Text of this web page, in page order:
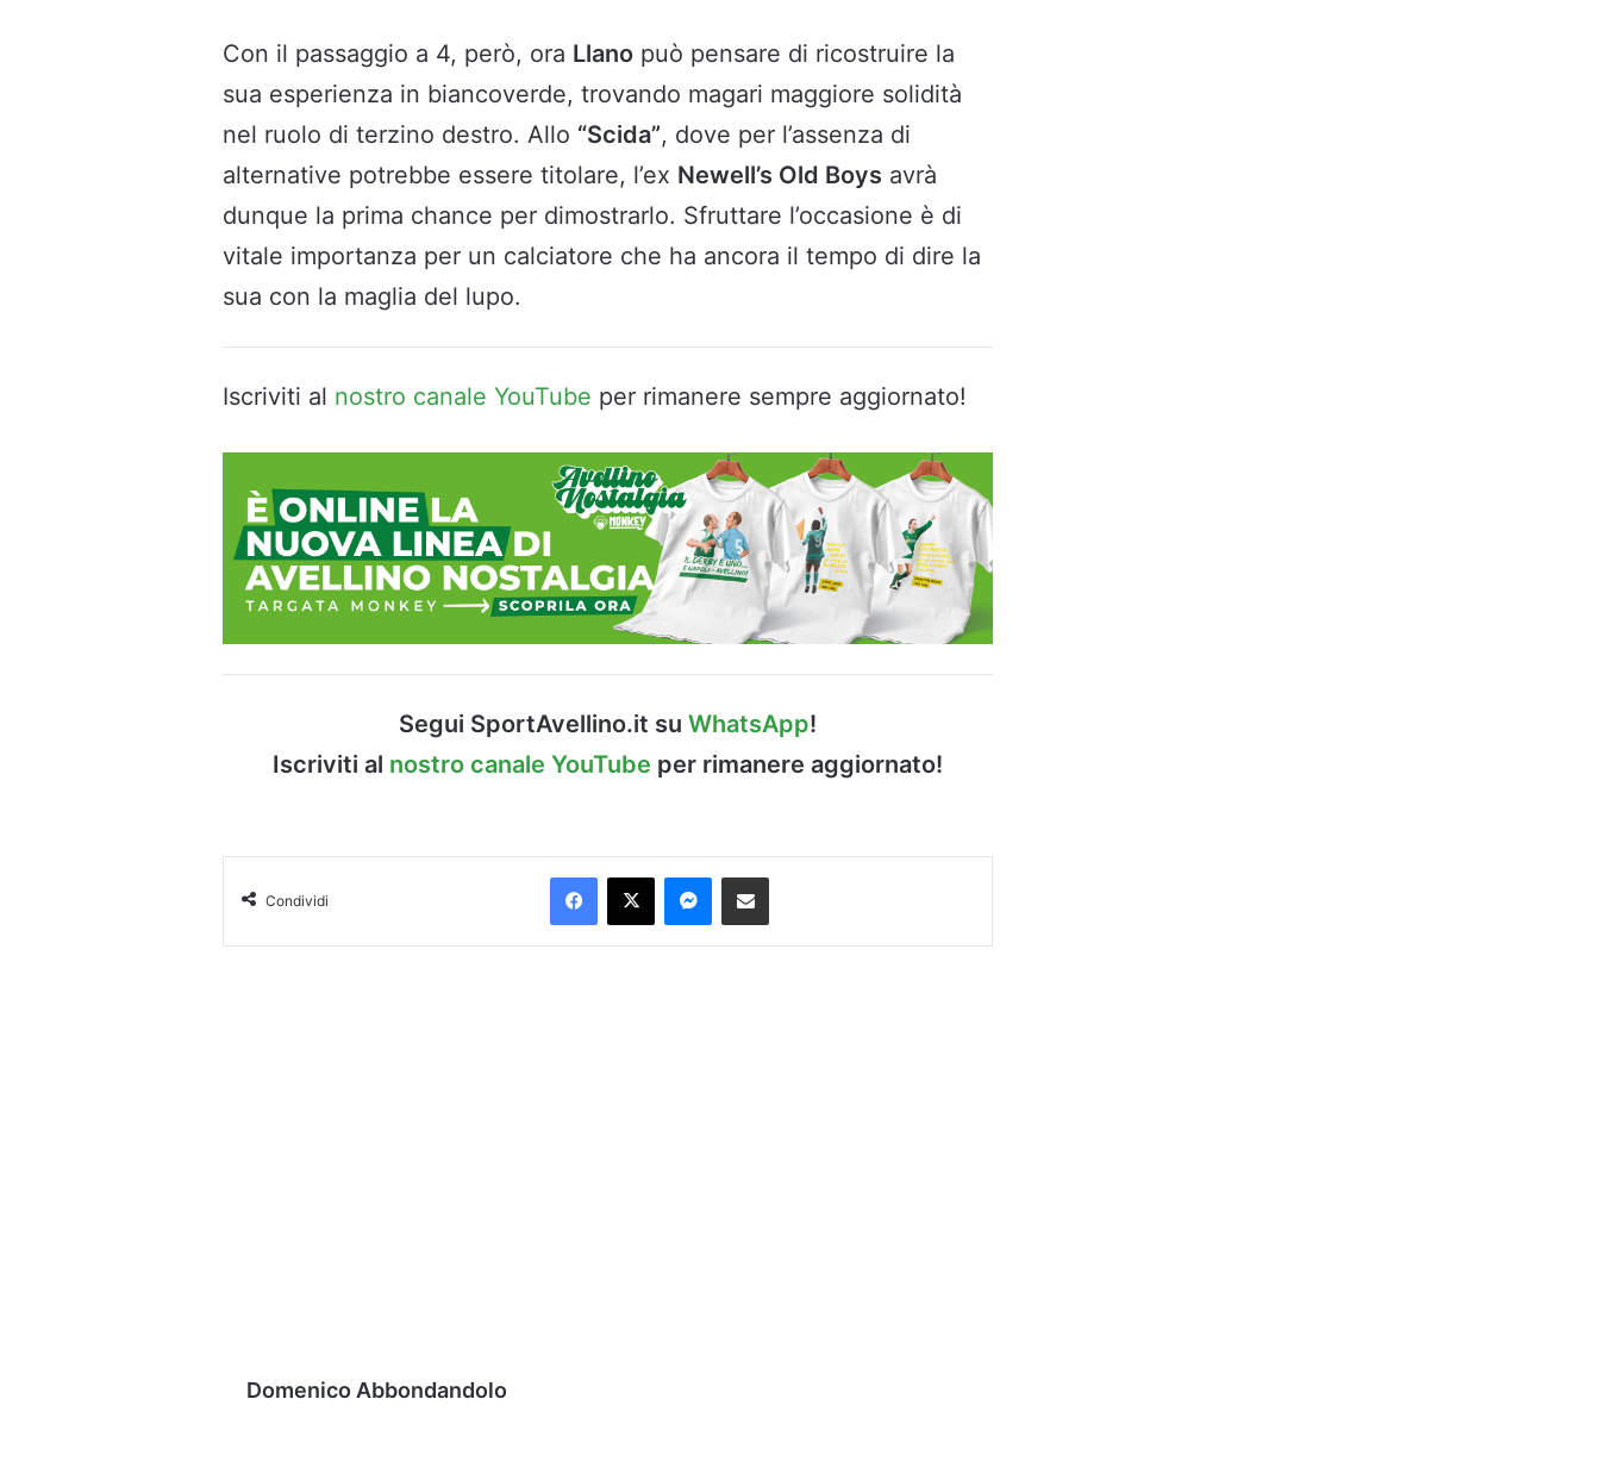
Con il passaggio a 4, però, ora Llano può pensare di ricostruire la
sua esperienza in biancoverde, trovando magari maggiore solidità
nel ruolo di terzino destro. Allo “Scida”, dove per l’assenza di
alternative potrebbe essere titolare, l’ex Newell’s Old Boys avrà
dunque la prima chance per dimostrarlo. Sfruttare l’occasione è di
vitale importanza per un calciatore che ha ancora il tempo di dire la
sua con la maglia del lupo.
Iscriviti al nostro canale YouTube per rimanere sempre aggiornato!
Segui SportAvellino.it su WhatsApp!
Iscriviti al nostro canale YouTube per rimanere aggiornato!
Condividi
Facebook
X Messenger
Condividi via Email
Domenico Abbondandolo